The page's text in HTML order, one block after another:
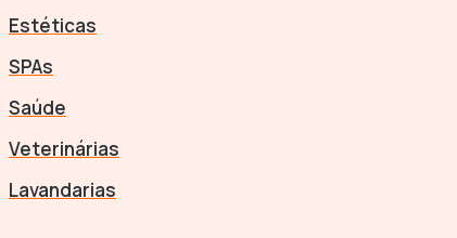
Estéticas
SPAs
Saúde
Veterinárias
Lavandarias